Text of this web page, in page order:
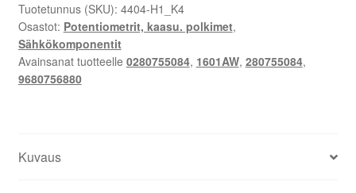
Tuotetunnus (SKU): 4404-H1_K4
Osastot: Potentiometrit, kaasu. polkimet,
Sähkökomponentit
Avainsanat tuotteelle 0280755084, 1601AW, 280755084,
9680756880
Kuvaus